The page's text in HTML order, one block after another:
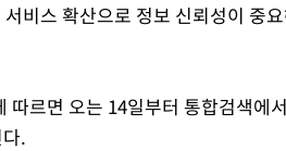
비스 확산으로 정보 신뢰성이 중
따르면 오는 14일부터 통합검색에
.